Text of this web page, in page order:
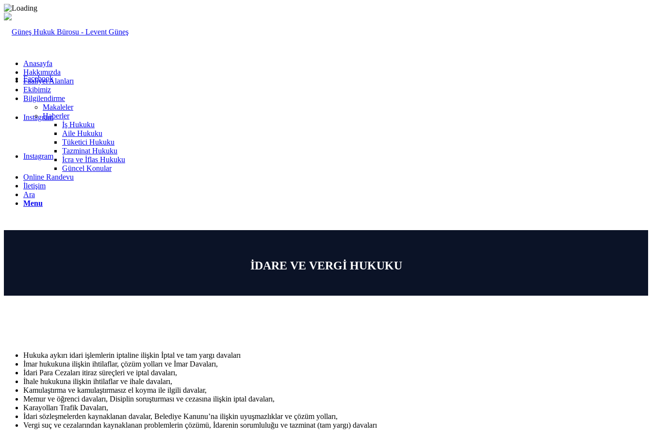
Facebook
Instagram
Instagram
Anasayfa
Hakkımızda
Faaliyet Alanları
Ekibimiz
Bilgilendirme
Makaleler
Haberler
İş Hukuku
Aile Hukuku
Tüketici Hukuku
Tazminat Hukuku
İcra ve İflas Hukuku
Güncel Konular
Online Randevu
İletişim
Ara
Menu
İDARE VE VERGİ HUKUKU
Hukuka aykırı idari işlemlerin iptaline ilişkin İptal ve tam yargı davaları
İmar hukukuna ilişkin ihtilaflar, çözüm yolları ve İmar Davaları,
İdari Para Cezaları itiraz süreçleri ve iptal davaları,
İhale hukukuna ilişkin ihtilaflar ve ihale davaları,
Kamulaştırma ve kamulaştırmasız el koyma ile ilgili davalar,
Memur ve öğrenci davaları, Disiplin soruşturması ve cezasına ilişkin iptal davaları,
Karayolları Trafik Davaları,
İdari sözleşmelerden kaynaklanan davalar, Belediye Kanunu’na ilişkin uyuşmazlıklar ve çözüm yolları,
Vergi suç ve cezalarından kaynaklanan problemlerin çözümü, İdarenin sorumluluğu ve tazminat (tam yargı) davaları